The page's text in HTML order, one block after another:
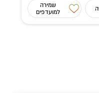
שמירה
למועדפים